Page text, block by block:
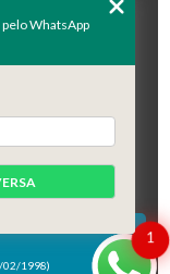
02/1998)
1
WhatsApp